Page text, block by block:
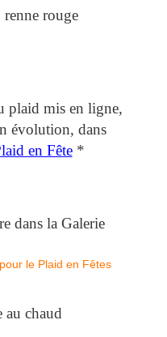
rouge
plaid mis en ligne,
évolution, dans
en Fête*
dans la Galerie
au chaud